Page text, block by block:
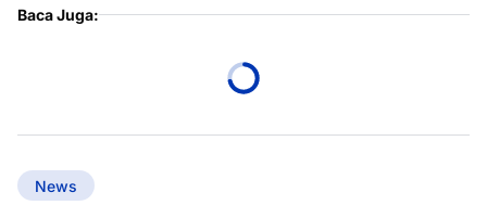
Baca Juga:
News